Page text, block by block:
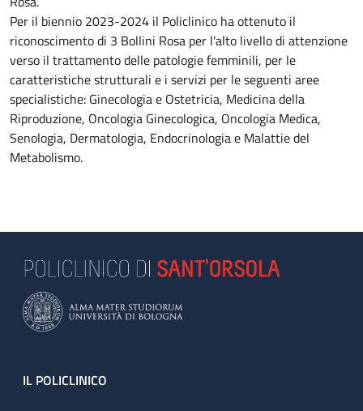
Per il biennio 2023-2024 il Policlinico ha ottenuto il
riconoscimento di 3 Bollini Rosa per l'alto livello di attenzione
verso il trattamento delle patologie femminili, per le
caratteristiche strutturali e i servizi per le seguenti aree
specialistiche: Ginecologia e Ostetricia, Medicina della
Riproduzione, Oncologia Ginecologica, Oncologia Medica,
Senologia, Dermatologia, Endocrinologia e Malattie del
Metabolismo.
Footer
IL POLICLINICO